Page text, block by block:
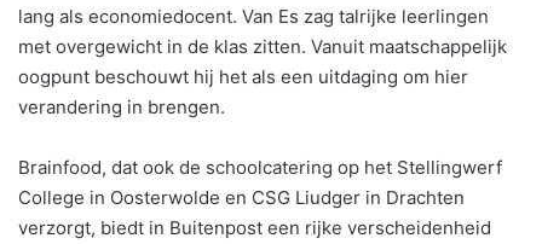
lang als economiedocent. Van Es zag talrijke leerlingen
met overgewicht in de klas zitten. Vanuit maatschappelijk
oogpunt beschouwt hij het als een uitdaging om hier
verandering in brengen.
Brainfood, dat ook de schoolcatering op het Stellingwerf
College in Oosterwolde en CSG Liudger in Drachten
verzorgt, biedt in Buitenpost een rijke verscheidenheid